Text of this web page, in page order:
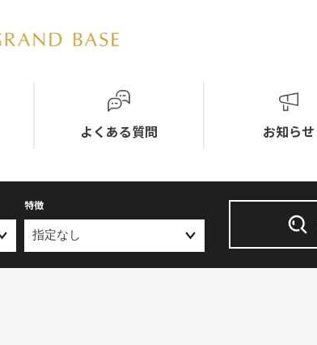
よくある質問 お知らせ
特徴